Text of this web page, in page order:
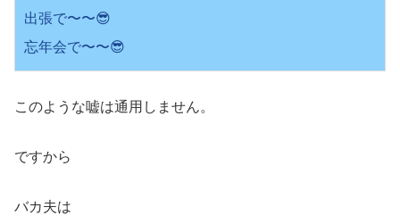
出張で〜〜😎
忘年会で〜〜😎
このような嘘は通用しません。
ですから
バカ夫は